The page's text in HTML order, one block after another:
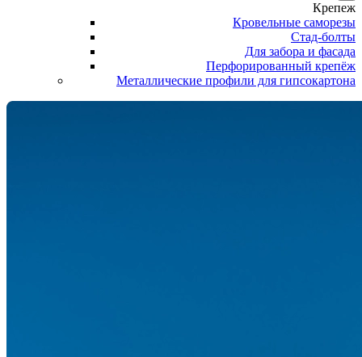
Крепеж
Кровельные саморезы
Стад-болты
Для забора и фасада
Перфорированный крепёж
Металлические профили для гипсокартона